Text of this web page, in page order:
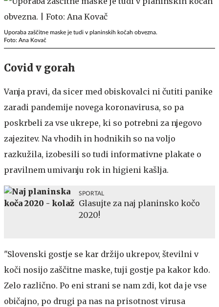
Uporaba zaščitne maske je tudi v planinskih kočah obvezna.
Foto: Ana Kovač
Covid v gorah
Vanja pravi, da sicer med obiskovalci ni čutiti panike
zaradi pandemije novega koronavirusa, so pa
poskrbeli za vse ukrepe, ki so potrebni za njegovo
zajezitev. Na vhodih in hodnikih so na voljo
razkužila, izobesili so tudi informativne plakate o
pravilnem umivanju rok in higieni kašlja.
SPORTAL
Glasujte za naj planinsko kočo
2020!
"Slovenski gostje se kar držijo ukrepov, številni v
koči nosijo zaščitne maske, tuji gostje pa kakor kdo.
Zelo različno. Po eni strani se nam zdi, kot da je vse
običajno, po drugi pa nas na prisotnost virusa